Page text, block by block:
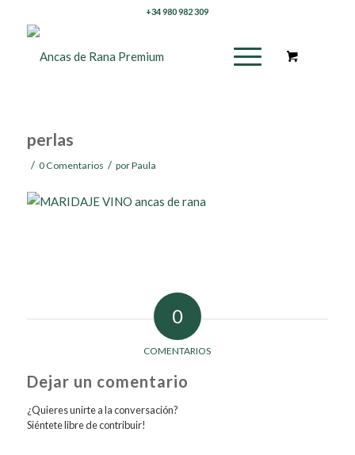
+34 980 982 309
perlas
/ 0 Comentarios / porPaula
0
COMENTARIOS
Dejar un comentario
¿Quieres unirte a la conversación?
Siéntete libre de contribuir!